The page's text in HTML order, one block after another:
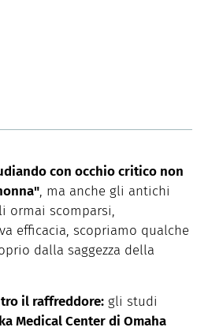
con occhio critico non
, ma anche gli antichi
ormai scomparsi,
efficacia, scopriamo qualche
dalla saggezza della
il raffreddore: gli studi
Medical Center di Omaha